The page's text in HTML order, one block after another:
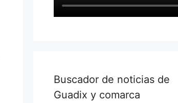
Buscador de noticias de
Guadix y comarca